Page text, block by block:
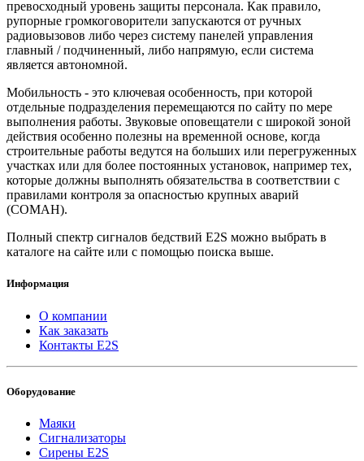
превосходный уровень защиты персонала. Как правило,
рупорные громкоговорители запускаются от ручных
радиовызовов либо через систему панелей управления
главный / подчиненный, либо напрямую, если система
является автономной.
Мобильность - это ключевая особенность, при которой
отдельные подразделения перемещаются по сайту по мере
выполнения работы. Звуковые оповещатели с широкой зоной
действия особенно полезны на временной основе, когда
строительные работы ведутся на больших или перегруженных
участках или для более постоянных установок, например тех,
которые должны выполнять обязательства в соответствии с
правилами контроля за опасностью крупных аварий
(COMAH).
Полный спектр сигналов бедствий E2S можно выбрать в
каталоге на сайте или с помощью поиска выше.
Информация
О компании
Как заказать
Контакты E2S
Оборудование
Маяки
Сигнализаторы
Сирены E2S